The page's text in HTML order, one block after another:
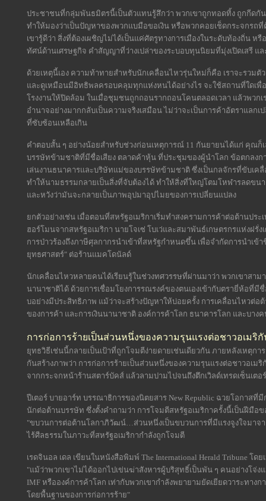
ประชาชนที่กลุ่มพันธมิตรนี้เป็นตัวแทนรู้สึกว่า พวกเขาถูกทอดทิ้ง ถูกกีดกั
ทำให้มองว่าเป็นปัญหาของพวกแบมือขอเงิน หรือพวกคอยเช็ดกระจกรถ
เขารู้ดีว่า สิ่งที่ต้องเผชิญไม่ได้เป็นแค่ศัตรูทางการเมืองในระดับท้องถิ่น
ทัศน์ด้านเศรษฐกิจ คำสัญญาที่ว่างเปล่าของระบอบทุนนิยมที่มุ่งเปิดเสรี
ด้วยเหตุนี้เอง ความท้าทายสำหรับนักเคลื่อนไหวรุ่นใหม่ก็คือ เราจะรวม
และดูเหมือนมีอิทธิพลครอบคลุมทุกแห่งหนได้อย่างไร จะใช้สถานที่ใดเ
โรงงานให้ปิดล้อม ในเมื่อชุมชนถูกถอนรากถอนโคนตลอดเวลา แล้วพวก
อำนาจอย่างมากกลับเป็นความจริงเสมือน ไม่ว่าจะเป็นการค้าอัตราแล
ที่ซับซ้อนเหลือเกิน
คำตอบสั้น ๆ อย่างน้อยสำหรับช่วงก่อนเหตุการณ์ 11 กันยายนได้แก่ คุณก็
บรรษัทข้ามชาติที่มีชื่อเสียง ตลาดค้าหุ้น ที่ประชุมของผู้นำโลก ข้อตกลง
เล่นงานธนาคารและบริษัทแม่ของบรรษัทข้ามชาติ ซึ่งเป็นกลจักรที่ขับเค
ทำให้นามธรรมกลายเป็นสิ่งที่จับต้องได้ ทำให้สิ่งที่ใหญ่โตมโหฬารลดข
และหวังว่ามันจะกลายเป็นภาพอุปมาอุปไมยของการเปลี่ยนแปลง
ยกตัวอย่างเช่น เมื่อตอนที่สหรัฐอเมริกาเริ่มทำสงครามการค้าต่อต้านปร
ฮอร์โมนจากสหรัฐอเมริกา นายโจเซ่ โบเว่และสมาพันธ์เกษตรกรแห่งฝรั่
การป่าวร้องถึงภาษีศุลกากรนำเข้าที่สหรัฐกำหนดขึ้น เพื่อจำกัดการนำเข้
ยุทธศาสตร์" ต่อร้านแมคโดนัลด์
นักเคลื่อนไหวหลายคนได้เรียนรู้ในช่วงทศวรรษที่ผ่านมาว่า พวกเขาสา
นานาชาติได้ ด้วยการเชื่อมโยงการรณรงค์ของตนเองเข้ากับตรายี่ห้อที่มี
บอย่างมีประสิทธิภาพ แม้ว่าจะสร้างปัญหาให้บ่อยครั้ง การเคลื่อนไหวต่อ
ของการค้า และการเงินนานาชาติ องค์การค้าโลก ธนาคารโลก และบา
การก่อการร้ายเป็นส่วนหนึ่งของความรุนแรงต่อชาวอเมริ
ยุทธวิธีเช่นนี้กลายเป็นเป้าที่ถูกโจมตีง่ายดายเช่นเดียวกัน ภายหลังเหตุก
กันสร้างภาพว่า การก่อการร้ายเป็นส่วนหนึ่งของความรุนแรงต่อชาวอเม
จากกระจกหน้าร้านสตาร์บัคส์ แล้วลามปามไปจนถึงตึกเวิลด์เทรดเซ็นเตอร์
ปีเตอร์ บายอาร์ท บรรณาธิการของนิตยสาร New Republic ฉวยโอกาสที่
นักต่อต้านบรรษัท ซึ่งตั้งคำถามว่า การโจมตีสหรัฐอเมริกาครั้งนี้เป็นฝีมือ
"ขบวนการต่อต้านโลกาภิวัฒน์…ส่วนหนึ่งเป็นขบวนการที่มีแรงจูงใจมาจา
ไร้ศีลธรรมในภาวะที่สหรัฐอเมริกากำลังถูกโจมตี
เรดจินอล เดล เขียนในหนังสือพิมพ์ The International Herald Tribune โ
"แม้ว่าพวกเขาไม่ได้ออกไปเข่นฆ่าสังหารผู้บริสุทธิ์เป็นพัน ๆ คนอย่างโจ่
IMF หรือองค์การค้าโลก เท่ากับพวกเขากำลังพยายามยัดเยียดวาระทาง
โดยพื้นฐานของการก่อการร้าย"